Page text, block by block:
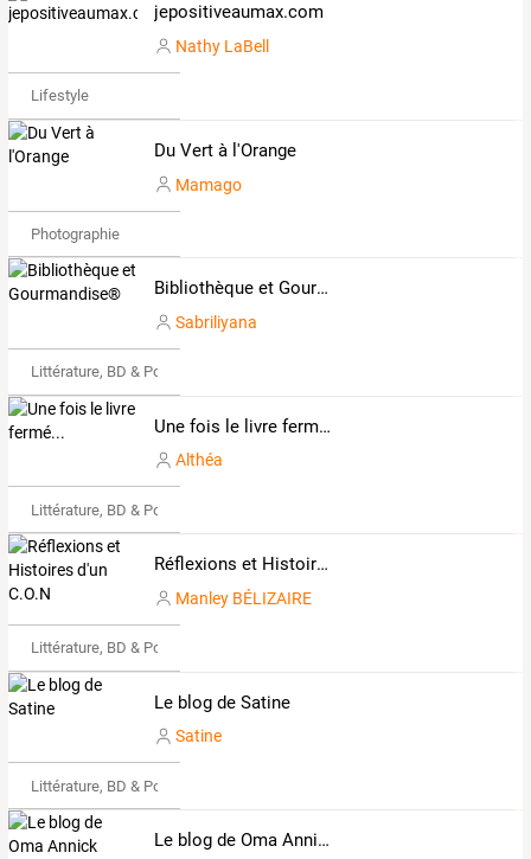
jepositiveaumax.com
Nathy LaBell
Lifestyle
Du Vert à l'Orange
Mamago
Photographie
Bibliothèque et Gourmandise®
Sabriliyana
Littérature, BD & Poésie
Une fois le livre fermé...
Althéa
Littérature, BD & Poésie
Réflexions et Histoires d'un C.O.N
Manley BÉLIZAIRE
Littérature, BD & Poésie
Le blog de Satine
Satine
Littérature, BD & Poésie
Le blog de Oma Annick